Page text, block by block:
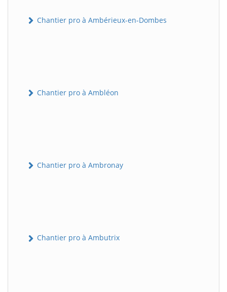
Chantier pro à Ambérieux-en-Dombes
Chantier pro à Ambléon
Chantier pro à Ambronay
Chantier pro à Ambutrix